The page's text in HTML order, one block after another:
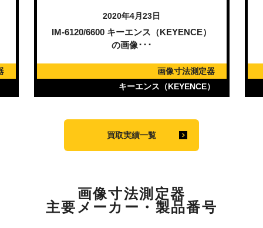
2020年4月23日
IM-6120/6600 キーエンス（KEYENCE）
の画像･･･
画像寸法測定器
キーエンス（KEYENCE）
買取実績一覧
画像寸法測定器
主要メーカー・製品番号